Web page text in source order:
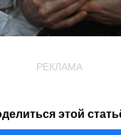
РЕКЛАМА
этой